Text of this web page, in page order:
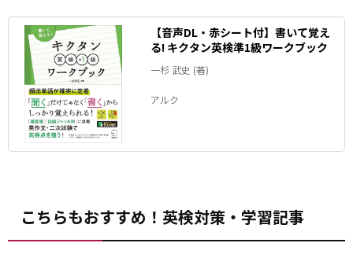
【音声DL・赤シート付】書いて覚え
る! キクタン英検準1級ワークブック
一杉 武史 (著)
アルク
こちらもおすすめ！英検対策・学習記事